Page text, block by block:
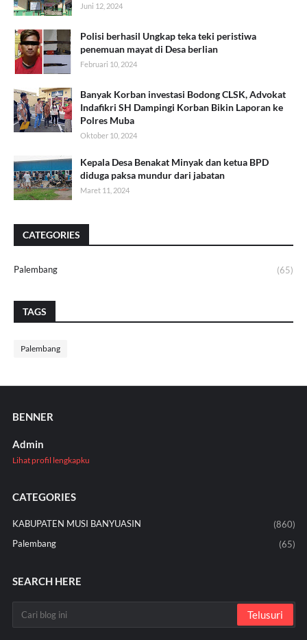
Juni 12, 2024
Polisi berhasil Ungkap teka teki peristiwa
penemuan mayat di Desa berlian
Februari 10, 2024
Banyak Korban investasi Bodong CLSK, Advokat
Indafikri SH Dampingi Korban Bikin Laporan ke
Polres Muba
Oktober 10, 2024
Kepala Desa Benakat Minyak dan ketua BPD
diduga paksa mundur dari jabatan
Maret 11, 2024
CATEGORIES
Palembang (65)
TAGS
Palembang
BENNER
Admin
Lihat profil lengkapku
CATEGORIES
KABUPATEN MUSI BANYUASIN
(860)
Palembang
(65)
SEARCH HERE